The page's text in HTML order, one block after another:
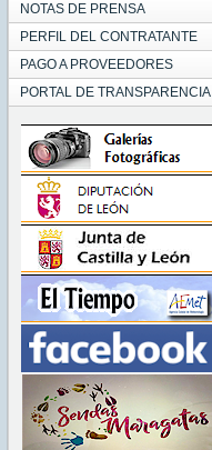
NOTAS DE PRENSA
PERFIL DEL CONTRATANTE
PAGO A PROVEEDORES
PORTAL DE TRANSPARENCIA